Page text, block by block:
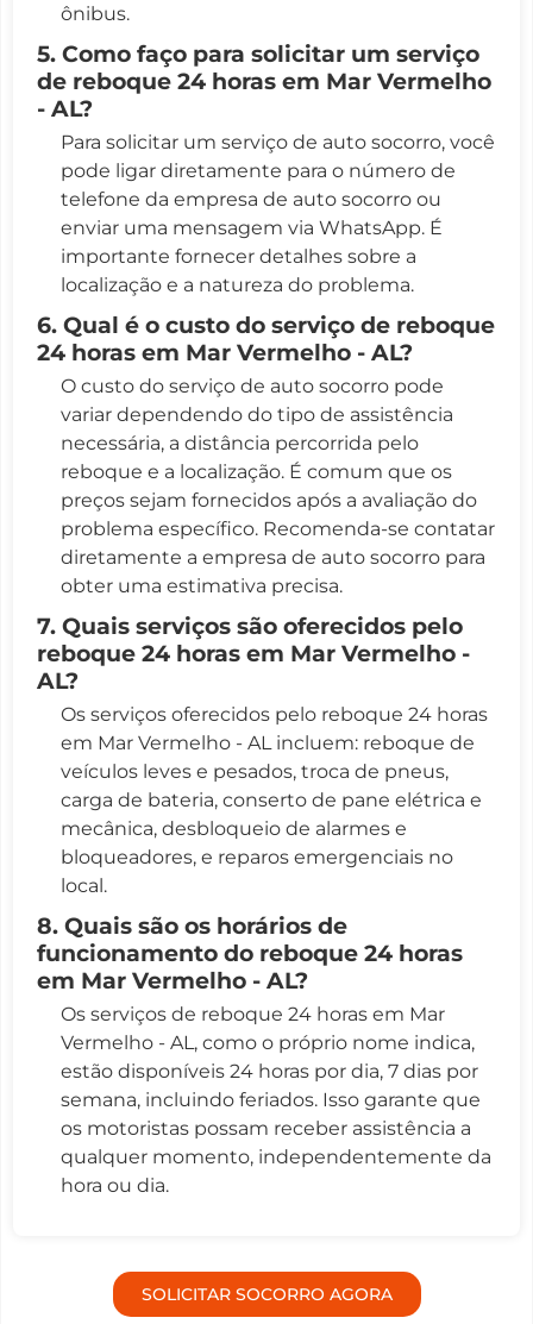
ônibus.
5. Como faço para solicitar um serviço
de reboque 24 horas em Mar Vermelho
- AL?
Para solicitar um serviço de auto socorro, você
pode ligar diretamente para o número de
telefone da empresa de auto socorro ou
enviar uma mensagem via WhatsApp. É
importante fornecer detalhes sobre a
localização e a natureza do problema.
6. Qual é o custo do serviço de reboque
24 horas em Mar Vermelho - AL?
O custo do serviço de auto socorro pode
variar dependendo do tipo de assistência
necessária, a distância percorrida pelo
reboque e a localização. É comum que os
preços sejam fornecidos após a avaliação do
problema específico. Recomenda-se contatar
diretamente a empresa de auto socorro para
obter uma estimativa precisa.
7. Quais serviços são oferecidos pelo
reboque 24 horas em Mar Vermelho -
AL?
Os serviços oferecidos pelo reboque 24 horas
em Mar Vermelho - AL incluem: reboque de
veículos leves e pesados, troca de pneus,
carga de bateria, conserto de pane elétrica e
mecânica, desbloqueio de alarmes e
bloqueadores, e reparos emergenciais no
local.
8. Quais são os horários de
funcionamento do reboque 24 horas
em Mar Vermelho - AL?
Os serviços de reboque 24 horas em Mar
Vermelho - AL, como o próprio nome indica,
estão disponíveis 24 horas por dia, 7 dias por
semana, incluindo feriados. Isso garante que
os motoristas possam receber assistência a
qualquer momento, independentemente da
hora ou dia.
SOLICITAR SOCORRO AGORA